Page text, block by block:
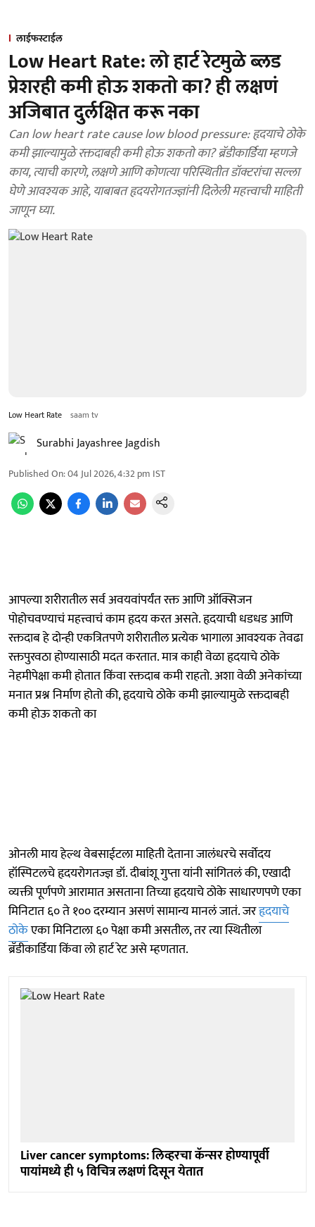
लाईफस्टाईल
Low Heart Rate: लो हार्ट रेटमुळे ब्लड
प्रेशरही कमी होऊ शकतो का? ही लक्षणं
अजिबात दुर्लक्षित करू नका
Can low heart rate cause low blood pressure: हृदयाचे ठोके
कमी झाल्यामुळे रक्तदाबही कमी होऊ शकतो का? ब्रॅडीकार्डिया म्हणजे
काय, त्याची कारणे, लक्षणे आणि कोणत्या परिस्थितीत डॉक्टरांचा सल्ला
घेणे आवश्यक आहे, याबाबत हृदयरोगतज्ज्ञांनी दिलेली महत्त्वाची माहिती
जाणून घ्या.
Low Heart Rate saam tv
Surabhi Jayashree Jagdish
Published On:04 Jul 2026, 4:32 pm IST
आपल्या शरीरातील सर्व अवयवांपर्यंत रक्त आणि ऑक्सिजन
पोहोचवण्याचं महत्त्वाचं काम हृदय करत असते. हृदयाची धडधड आणि
रक्तदाब हे दोन्ही एकत्रितपणे शरीरातील प्रत्येक भागाला आवश्यक तेवढा
रक्तपुरवठा होण्यासाठी मदत करतात. मात्र काही वेळा हृदयाचे ठोके
नेहमीपेक्षा कमी होतात किंवा रक्तदाब कमी राहतो. अशा वेळी अनेकांच्या
मनात प्रश्न निर्माण होतो की, हृदयाचे ठोके कमी झाल्यामुळे रक्तदाबही
कमी होऊ शकतो का
ओनली माय हेल्थ वेबसाईटला माहिती देताना जालंधरचे सर्वोदय
हॉस्पिटलचे हृदयरोगतज्ज्ञ डॉ. दीबांशू गुप्ता यांनी सांगितलं की, एखादी
व्यक्ती पूर्णपणे आरामात असताना तिच्या हृदयाचे ठोके साधारणपणे एका
मिनिटात ६० ते १०० दरम्यान असणं सामान्य मानलं जातं. जरहृदयाचे
ठोकेएका मिनिटाला ६० पेक्षा कमी असतील, तर त्या स्थितीला
ब्रॅडीकार्डिया किंवा लो हार्ट रेट असे म्हणतात.
Liver cancer symptoms: लिव्हरचा कॅन्सर होण्यापूर्वी
पायांमध्ये ही ५ विचित्र लक्षणं दिसून येतात